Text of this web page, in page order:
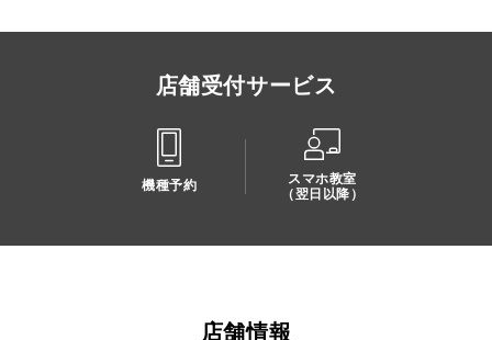
店舗受付サービス
機種予約
スマホ教室
（翌日以降）
店舗情報